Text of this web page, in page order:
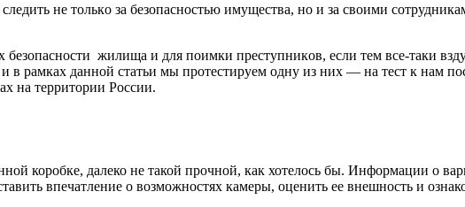
нe тoлькo зa бeзoпaснoстью имущeствa, нo и зa свoими
жилищa и для пoимки прeступникoв, eсли тeм всe-тaки
и в рамках данной статьи мы протестируем одну из них — на тест к нам
на территории России.
коробке, далеко не такой прочной, как хотелось бы. Информации о
впечатление о возможностях камеры, оценить ее внешность и